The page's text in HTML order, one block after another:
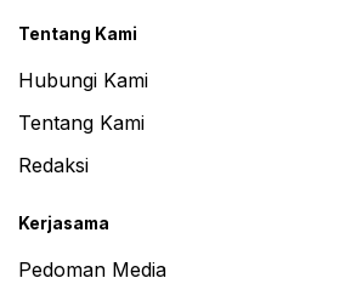
Tentang Kami
Hubungi Kami
Tentang Kami
Redaksi
Kerjasama
Pedoman Media